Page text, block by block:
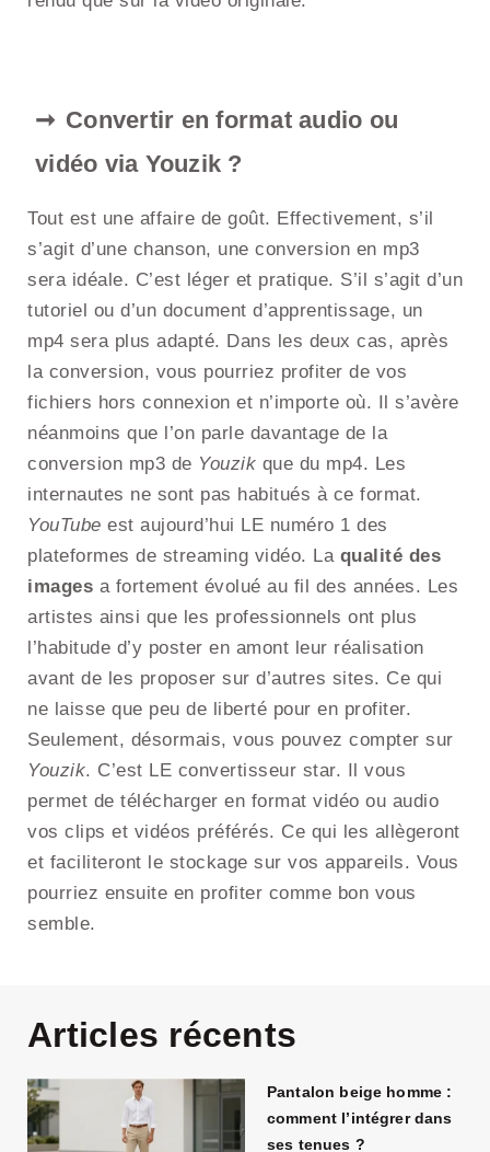
Convertir en format audio ou
vidéo via Youzik ?
Tout est une affaire de goût. Effectivement, s’il
s’agit d’une chanson, une conversion en mp3
sera idéale. C’est léger et pratique. S’il s’agit d’un
tutoriel ou d’un document d’apprentissage, un
mp4 sera plus adapté. Dans les deux cas, après
la conversion, vous pourriez profiter de vos
fichiers hors connexion et n’importe où. Il s’avère
néanmoins que l’on parle davantage de la
conversion mp3 de Youzik que du mp4. Les
internautes ne sont pas habitués à ce format.
YouTube est aujourd’hui LE numéro 1 des
plateformes de streaming vidéo. La qualité des
images a fortement évolué au fil des années. Les
artistes ainsi que les professionnels ont plus
l’habitude d’y poster en amont leur réalisation
avant de les proposer sur d’autres sites. Ce qui
ne laisse que peu de liberté pour en profiter.
Seulement, désormais, vous pouvez compter sur
Youzik. C’est LE convertisseur star. Il vous
permet de télécharger en format vidéo ou audio
vos clips et vidéos préférés. Ce qui les allègeront
et faciliteront le stockage sur vos appareils. Vous
pourriez ensuite en profiter comme bon vous
semble.
Articles récents
Pantalon beige homme :
comment l’intégrer dans
ses tenues ?